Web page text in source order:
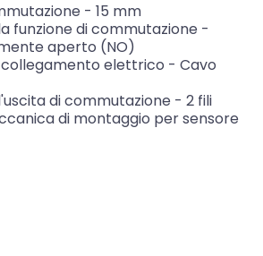
- 15 mm
funzione di commutazione -
aperto (NO)
collegamento elettrico - Cavo
di commutazione - 2 fili
di montaggio per sensore